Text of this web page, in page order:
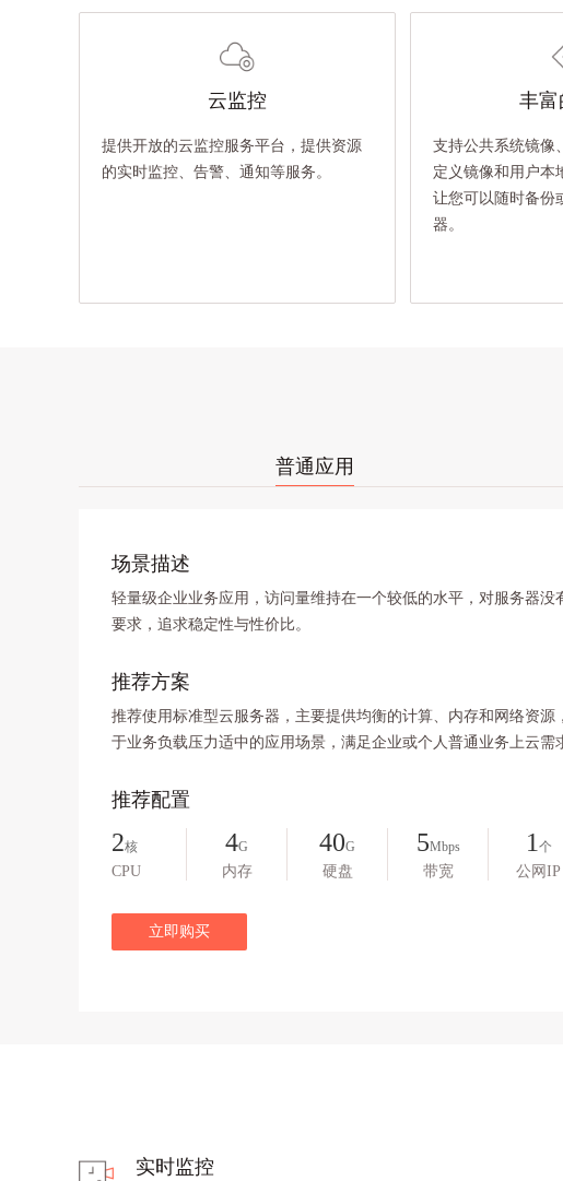
云监控
提供开放的云监控服务平台，提供资源
的实时监控、告警、通知等服务。
丰富
支持公共系统镜像
定义镜像和用户本
让您可以随时备份
器。
普通应用
场景描述
轻量级企业业务应用，访问量维持在一个较低的水平，对服务器没
要求，追求稳定性与性价比。
推荐方案
推荐使用标准型云服务器，主要提供均衡的计算、内存和网络资源
于业务负载压力适中的应用场景，满足企业或个人普通业务上云需
推荐配置
2核
CPU
4G
内存
40G
硬盘
5Mbps
带宽
1 个
公网IP
立即购买
实时监控